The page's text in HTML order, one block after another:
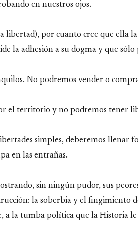
en nuestros ojos.
libertad), por cuanto cree que ella
la adhesión a su dogma y que
No podremos vender o
el territorio y no podremos tener
simples, deberemos llenar
en las entrañas.
sin ningún pudor, sus
la soberbia y el fingimiento
a la tumba política que la Historia le